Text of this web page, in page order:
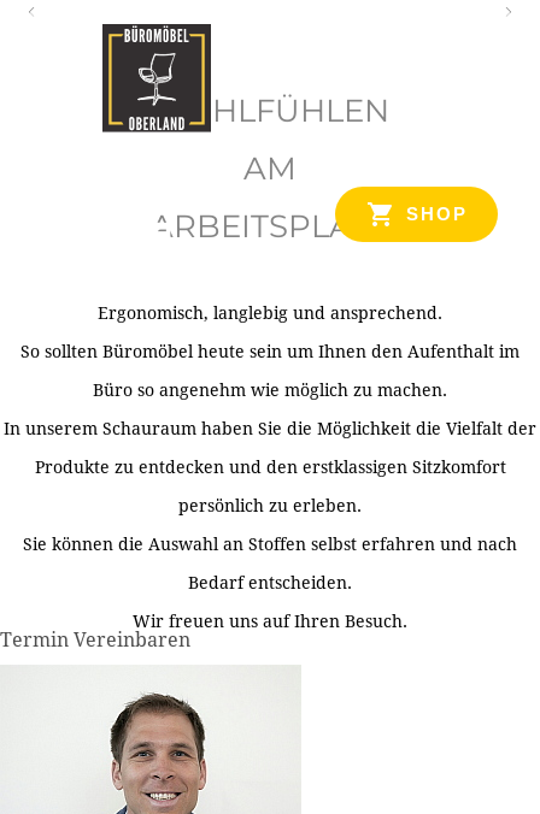
SHOP
WOHLFÜHLEN
AM
ARBEITSPLATZ
Ergonomisch, langlebig und ansprechend.
So sollten Büromöbel heute sein um Ihnen den Aufenthalt im
Büro so angenehm wie möglich zu machen.
In unserem Schauraum haben Sie die Möglichkeit die Vielfalt der
Produkte zu entdecken und den erstklassigen Sitzkomfort
persönlich zu erleben.
Sie können die Auswahl an Stoffen selbst erfahren und nach
Bedarf entscheiden.
Wir freuen uns auf Ihren Besuch.
Termin Vereinbaren